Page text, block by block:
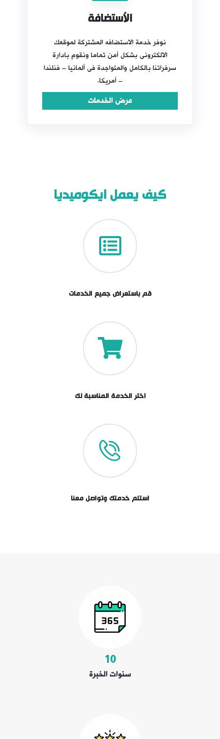
الأستضافة
نوفر خدمة الاستضافه المشتركة لموقعك
الالكترونى بشكل أمن تماما ونقوم بادارة
سرفراتنا بالكامل والمتواجدة فى ألمانيا – فنلندا
– أمريكا.
عرض الخدمات
كيف يعمل ايكوميديا
قم باستعراض جميع الخدمات
اختر الخدمة المناسبة لك
استلم خدمتك وتواصل معنا
12
+
سنوات الخبرة